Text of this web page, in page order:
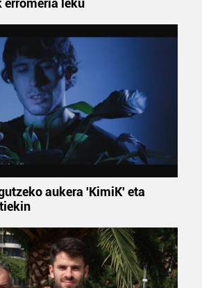
erromeria leku
aukera 'KimiK' eta